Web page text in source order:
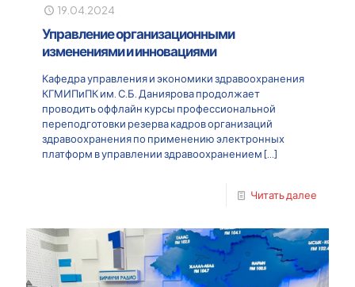
19.04.2024
Управление организационными
изменениями и инновациями
Кафедра управления и экономики здравоохранения
КГМИПиПК им. С.Б. Даниярова продолжает
проводить оффлайн курсы профессиональной
переподготовки резерва кадров организаций
здравоохранения по применению электронных
платформ в управлении здравоохранением[…]
Читать далее